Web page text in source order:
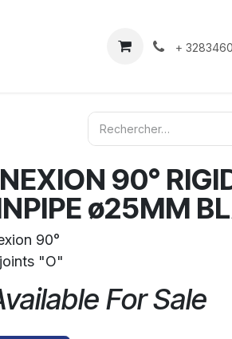
À propos Contact
+
90°
ø25MM
90°
"O"
For Sale